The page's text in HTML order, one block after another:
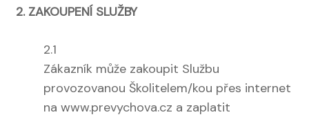
2. ZAKOUPENÍ SLUŽBY
2.1
Zákazník může zakoupit Službu
provozovanou Školitelem/kou přes internet
na www.prevychova.cz a zaplatit